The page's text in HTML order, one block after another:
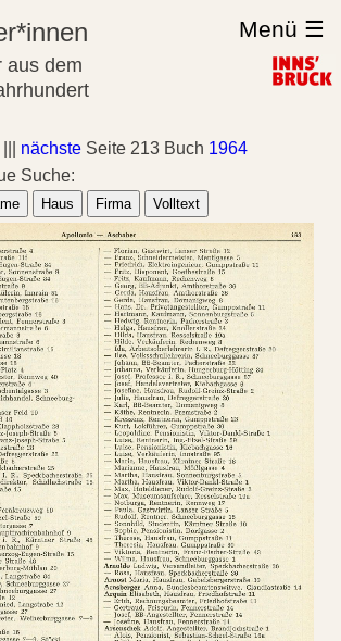
aus dem
Menü ☰
nächste Seite 213 Buch 1964
Suche:
Haus Firma Volltext